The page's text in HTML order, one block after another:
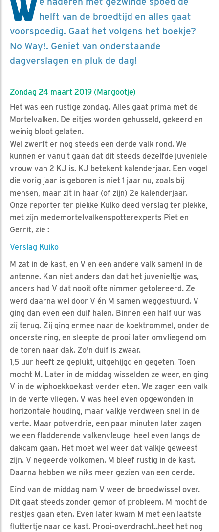
Whelft van de broedtijd en alles gaat
voorspoedig. Gaat het volgens het boekje?
No Way!. Geniet van onderstaande
dagverslagen en pluk de dag!
Zondag 24 maart 2019 (Margootje)
Het was een rustige zondag. Alles gaat prima met de
Mortelvalken. De eitjes worden gehusseld, gekeerd en
weinig bloot gelaten.
Wel zwerft er nog steeds een derde valk rond. We
kunnen er vanuit gaan dat dit steeds dezelfde juveniele
vrouw van 2 KJ is. KJ betekent kalenderjaar. Een vogel
die vorig jaar is geboren is niet 1 jaar nu, zoals bij
mensen, maar zit in haar (of zijn) 2e kalenderjaar.
Onze reporter ter plekke Kuiko deed verslag ter plekke,
met zijn medemortelvalkenspotterexperts Piet en
Gerrit, zie :
Verslag Kuiko
M zat in de kast, en V en een andere valk samen! in de
antenne. Kan niet anders dan dat het juvenieltje was,
anders had V dat nooit ofte nimmer getolereerd. Ze
werd daarna wel door V én M samen weggestuurd. V
ging dan even een duif halen. Binnen een half uur was
zij terug. Zij ging ermee naar de koektrommel, onder de
onderste ring, en sleepte de prooi later omvliegend om
de toren naar dak. Zo'n duif is zwaar.
1,5 uur heeft ze geplukt, uitgehijgd en gegeten. Toen
mocht M. Later in de middag wisselden ze weer, en ging
V in de wiphoekkoekast verder eten. We zagen een valk
in de verte vliegen. V was heel even opgewonden in
horizontale houding, maar valkje verdween snel in de
verte. Maar potverdrie, een paar minuten later zagen
we een fladderende valkenvleugel heel even langs de
dakcam gaan. Het moet wel weer dat valkje geweest
zijn. V negeerde volkomen. M bleef rustig in de kast.
Daarna hebben we niks meer gezien van een derde.
Eind van de middag nam V weer de broedwissel over.
Dit gaat steeds zonder gemor of probleem. M mocht de
restjes gaan eten. Even later kwam M met een laatste
fluttertje naar de kast. Prooi-overdracht..heet het nog